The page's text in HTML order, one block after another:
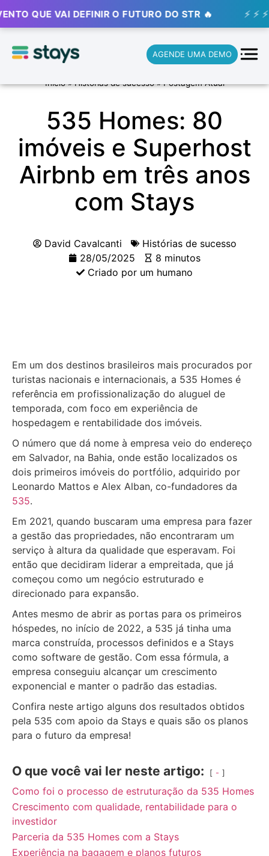
DEFINIR O FUTURO DO STR 🔥 ⚡ ⚡ ⚡ 🚀
AGENDE UMA DEMO
Início»Histórias de sucesso»Postagem Atual
535 Homes: 80
imóveis e Superhost
Airbnb em três anos
com Stays
David Cavalcanti
Histórias de sucesso
28/05/2025
8 minutos
Criado por um humano
Em um dos destinos brasileiros mais procurados por
turistas nacionais e internacionais, a 535 Homes é
referência em profissionalização do aluguel de
temporada, com foco em experiência de
hospedagem e rentabilidade dos imóveis.
O número que dá nome à empresa veio do endereço
em Salvador, na Bahia, onde estão localizados os
dois primeiros imóveis do portfólio, adquirido por
Leonardo Mattos e Alex Alban, co-fundadores da
535.
Em 2021, quando buscaram uma empresa para fazer
a gestão das propriedades, não encontraram um
serviço à altura da qualidade que esperavam. Foi
então que decidiram liderar a empreitada, que já
começou como um negócio estruturado e
direcionado para expansão.
Antes mesmo de abrir as portas para os primeiros
hóspedes, no início de 2022, a 535 já tinha uma
marca construída, processos definidos e a Stays
como software de gestão. Com essa fórmula, a
empresa conseguiu alcançar um crescimento
exponencial e manter o padrão das estadias.
Confira neste artigo alguns dos resultados obtidos
pela 535 com apoio da Stays e quais são os planos
para o futuro da empresa!
O que você vai ler neste artigo: -
Como foi o processo de estruturação da 535 Homes
Crescimento com qualidade, rentabilidade para o
investidor
Parceria da 535 Homes com a Stays
Experiência na bagagem e planos futuros